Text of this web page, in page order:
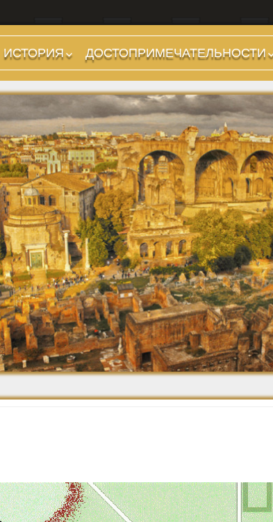
ИСТОРИЯ
Предыстория
Царский период
(753-509 гг до н.э.)
Ранняя Республика
(509-265 гг до н.э.)
Поздняя Республика
(264-27 гг до н.э.)
Империя. Принципат
(27 г до н.э. — 284 г
н.э.)
Империя. Доминат
(284-476 гг)
Темные Века. Готы
Темные Века.
Экзархат
Средневековье
Возрождение и
Барокко
ДОСТОПРИМЕЧАТЕЛЬНОСТИ
Холмы и остров.
Районы
Форумы, Площади,
Дороги
Стадионы, Термы
Музеи
Дохристианские
храмы
Христианские храмы,
базилики etc.
Дворцы
Арки, колонны и
обелиски
Фонтаны